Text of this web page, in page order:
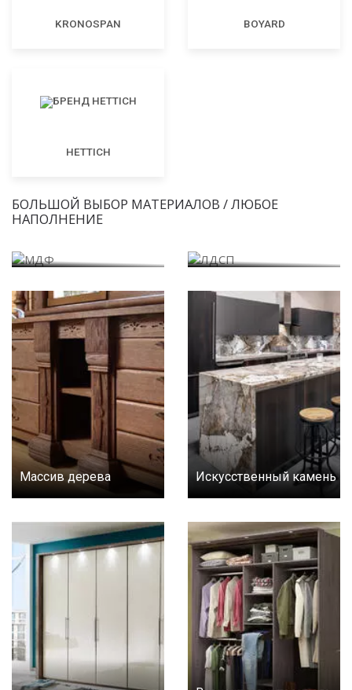
KRONOSPAN BOYARD
HETTICH
БОЛЬШОЙ ВЫБОР МАТЕРИАЛОВ / ЛЮБОЕ
НАПОЛНЕНИЕ
Массив дерева Искусственный камень